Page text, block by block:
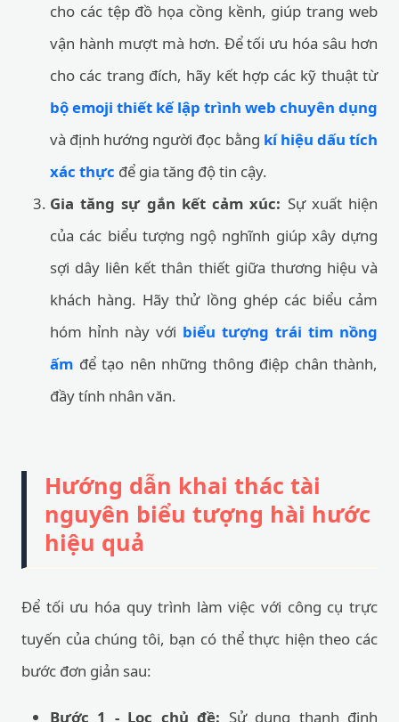
cho các tệp đồ họa cồng kềnh, giúp trang web
vận hành mượt mà hơn. Để tối ưu hóa sâu hơn
cho các trang đích, hãy kết hợp các kỹ thuật từ
bộ emoji thiết kế lập trình web chuyên dụng
và định hướng người đọc bằng kí hiệu dấu tích
xác thực để gia tăng độ tin cậy.
Gia tăng sự gắn kết cảm xúc: Sự xuất hiện
của các biểu tượng ngộ nghĩnh giúp xây dựng
sợi dây liên kết thân thiết giữa thương hiệu và
khách hàng. Hãy thử lồng ghép các biểu cảm
hóm hỉnh này với biểu tượng trái tim nồng
ấm để tạo nên những thông điệp chân thành,
đầy tính nhân văn.
Hướng dẫn khai thác tài
nguyên biểu tượng hài hước
hiệu quả
Để tối ưu hóa quy trình làm việc với công cụ trực
tuyến của chúng tôi, bạn có thể thực hiện theo các
bước đơn giản sau:
Bước 1 - Lọc chủ đề: Sử dụng thanh định